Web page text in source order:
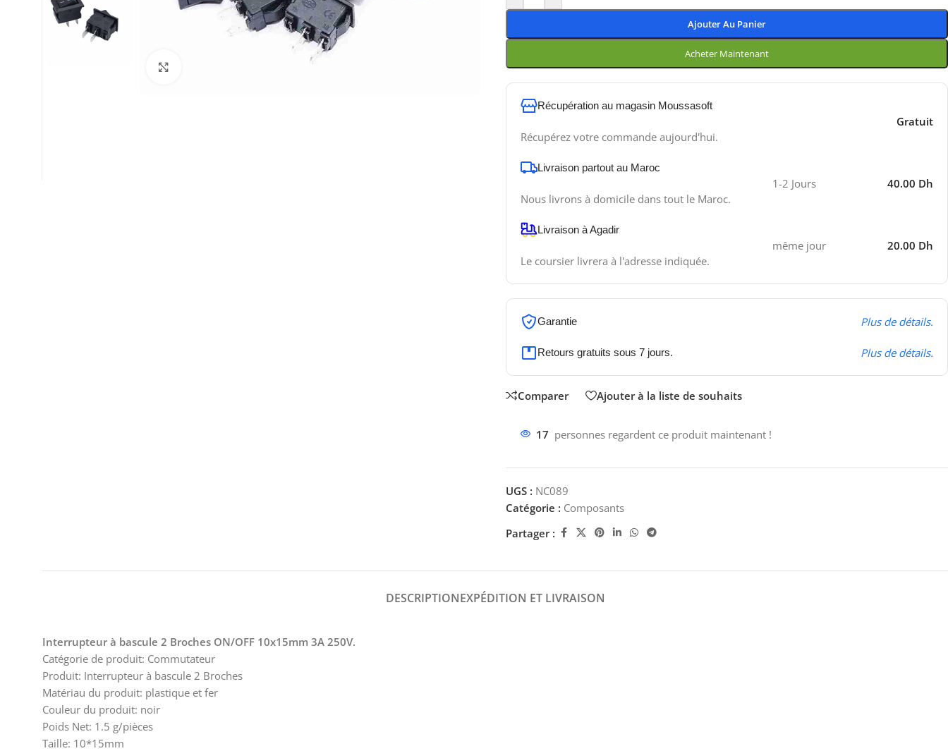
05 25 62 62 25
Ajouter Au Panier
Acheter Maintenant
Récupération au magasin Moussasoft
Récupérez votre commande aujourd'hui.
Gratuit
Livraison partout au Maroc
Nous livrons à domicile dans tout le Maroc.
1-2 Jours 40.00 Dh
Livraison à Agadir
Le coursier livrera à l'adresse indiquée.
même jour 20.00 Dh
Garantie Plus de détails.
Retours gratuits sous 7 jours. Plus de détails.
Comparer Ajouter à la liste de souhaits
17 personnes regardent ce produit maintenant !
UGS : NC089
Catégorie : Composants
Partager :
DESCRIPTIONEXPÉDITION ET LIVRAISON
Interrupteur à bascule 2 Broches ON/OFF 10x15mm 3A 250V.
Catégorie de produit: Commutateur
Produit: Interrupteur à bascule 2 Broches
Matériau du produit: plastique et fer
Couleur du produit: noir
Poids Net: 1.5 g/pièces
Taille: 10*15mm